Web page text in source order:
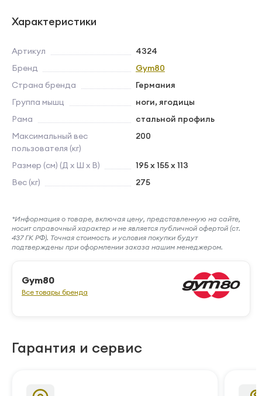
Характеристики
Артикул
4324
Бренд
Gym80
Страна бренда
Германия
Группа мышц
ноги, ягодицы
Рама
стальной профиль
Максимальный вес
пользователя (кг)
200
Размер (см) (Д х Ш х В)
195 х 155 х 113
Вес (кг)
275
*Информация о товаре, включая цену, представленную на сайте,
носит справочный характер и не является публичной офертой (ст.
437 ГК РФ). Точная стоимость и условия покупки будут
подтверждены при оформлении заказа нашим менеджером.
Gym80
Все товары бренда
Гарантия и сервис